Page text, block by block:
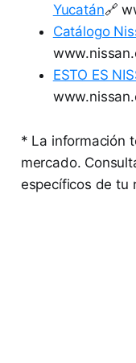
Yucatán🔗
Catálogo
ESTO ES
* La información
mercado.
específicos de tu